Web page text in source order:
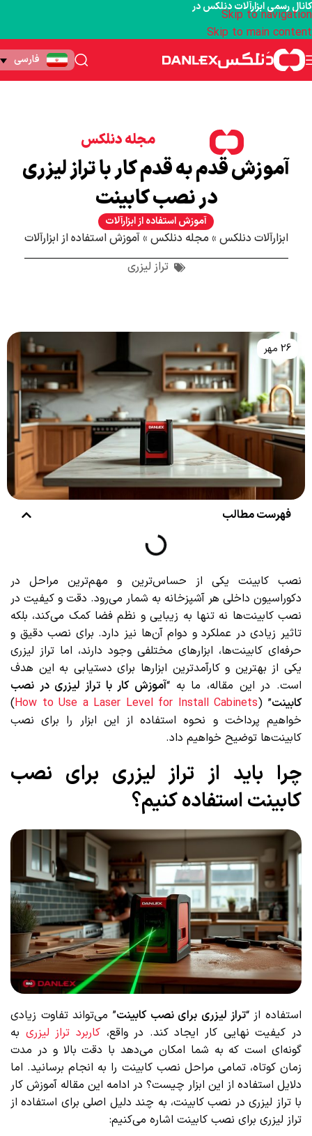
Skip to navigation
Skip to main content
کانال رسمی ابزارآلات دنلکس در
فارسی
مجله دنلکس
آموزش قدم به قدم کار با تراز لیزری
در نصب کابینت
آموزش استفاده از ابزارآلات
ابزارآلات دنلکس » مجله دنلکس »آموزش استفاده از ابزارآلات
تراز لیزری
فهرست مطالب
نصب کابینت یکی از حساس‌ترین و مهم‌ترین مراحل در
دکوراسیون داخلی هر آشپزخانه به شمار می‌رود. دقت و کیفیت در
نصب کابینت‌ها نه تنها به زیبایی و نظم فضا کمک می‌کند، بلکه
تاثیر زیادی در عملکرد و دوام آن‌ها نیز دارد. برای نصب دقیق و
حرفه‌ای کابینت‌ها، ابزارهای مختلفی وجود دارند، اما تراز لیزری
یکی از بهترین و کارآمدترین ابزارها برای دستیابی به این هدف
است. در این مقاله، ما به “آموزش کار با تراز لیزری در نصب
کابینت” (
How to Use a Laser Level for Install Cabinets
)
خواهیم پرداخت و نحوه استفاده از این ابزار را برای نصب
کابینت‌ها توضیح خواهیم داد.
چرا باید از تراز لیزری برای نصب
کابینت استفاده کنیم؟
استفاده از “تراز لیزری برای نصب کابینت” می‌تواند تفاوت زیادی
در کیفیت نهایی کار ایجاد کند. در واقع،کاربرد تراز لیزری به
گونه‌ای است که به شما امکان می‌دهد با دقت بالا و در مدت
زمان کوتاه، تمامی مراحل نصب کابینت را به انجام برسانید. اما
دلایل استفاده از این ابزار چیست؟ در ادامه این مقاله آموزش کار
با تراز لیزری در نصب کابینت، به چند دلیل اصلی برای استفاده از
تراز لیزری برای نصب کابینت اشاره می‌کنیم:
26 مهر